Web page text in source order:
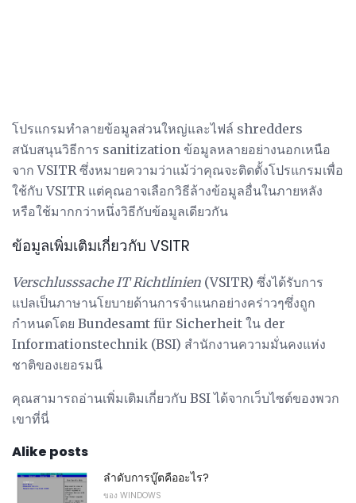
โปรแกรมทำลายข้อมูลส่วนใหญ่และไฟล์ shredders
สนับสนุนวิธีการ sanitization ข้อมูลหลายอย่างนอกเหนือ
จาก VSITR ซึ่งหมายความว่าแม้ว่าคุณจะติดตั้งโปรแกรมเพื่อ
ใช้กับ VSITR แต่คุณอาจเลือกวิธีล้างข้อมูลอื่นในภายหลัง
หรือใช้มากกว่าหนึ่งวิธีกับข้อมูลเดียวกัน
ข้อมูลเพิ่มเติมเกี่ยวกับ VSITR
Verschlusssache IT Richtlinien (VSITR) ซึ่งได้รับการ
แปลเป็นภาษานโยบายด้านการจำแนกอย่างคร่าวๆซึ่งถูก
กำหนดโดย Bundesamt für Sicherheit ใน der
Informationstechnik (BSI) สำนักงานความมั่นคงแห่ง
ชาติของเยอรมนี
คุณสามารถอ่านเพิ่มเติมเกี่ยวกับ BSI ได้จากเว็บไซต์ของพวก
เขาที่นี่
Alike posts
ลำดับการบู๊ตคืออะไร?
ของ WINDOWS